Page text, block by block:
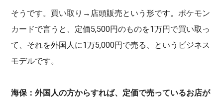
そうです。買い取り→店頭販売という形です。ポケモン
カードで言うと、定価5,500円のものを1万円で買い取っ
て、それを外国人に1万5,000円で売る、というビジネス
モデルです。
海保：外国人の方からすれば、定価で売っているお店が